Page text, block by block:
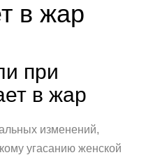
в жар
при
в жар
изменений,
угасанию женской